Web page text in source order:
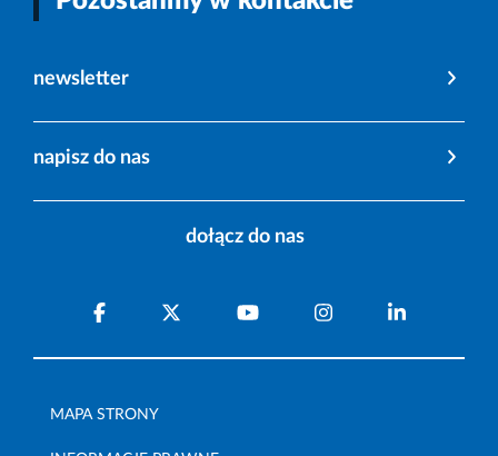
newsletter
napisz do nas
dołącz do nas
MAPA STRONY